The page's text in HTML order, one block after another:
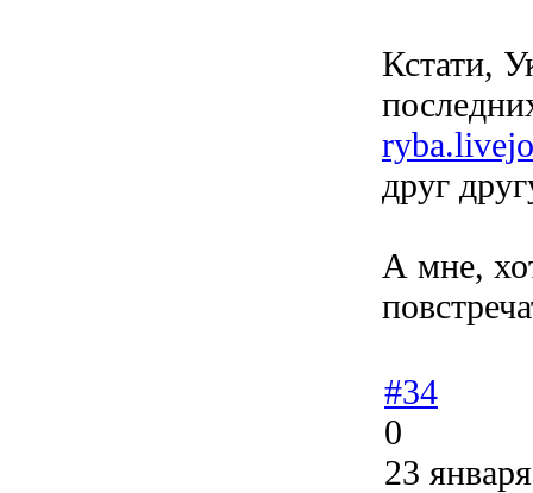
Кстати,
друг
А мне,
#34
0
23